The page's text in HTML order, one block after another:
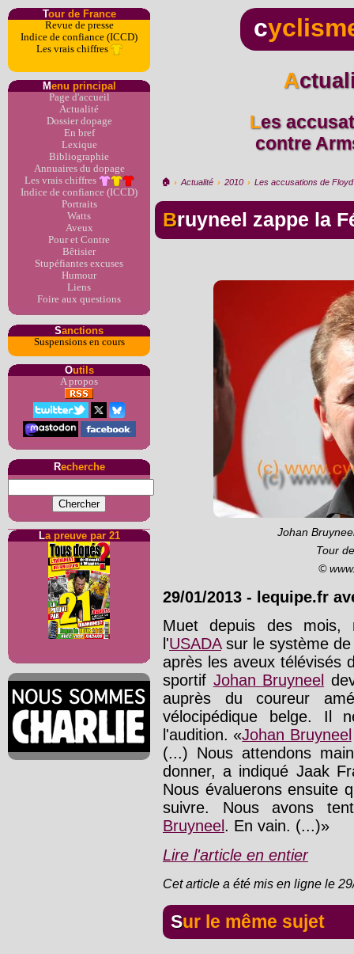
Tour de France
Revue de presse
Indice de confiance (ICCD)
Les vrais chiffres
Menu principal
Page d'accueil
Actualité
Dossier dopage
En bref
Lexique
Bibliographie
Annuaires du dopage
Les vrais chiffres
Indice de confiance (ICCD)
Portraits
Watts
Aveux
Pour et Contre
Bêtisier
Stupéfiantes excuses
Humour
Liens
Foire aux questions
Sanctions
Suspensions en cours
Outils
A propos
Recherche
La preuve par 21
c
Les accusations de Floyd Landis
contre
🏠︎ › Actualité › 2010 › Les accusations de
Bruyneel zappe la
Johan
Tour
©
29/01/2013 - lequipe.fr
Muet depuis des mois,
l'USADAsur le système de
après les aveux télévisés
sportif Johan Bruyneel
auprès du coureur
vélocipédique belge. Il
l'audition. «Johan Bruyneel
(...) Nous attendons
donner, a indiqué Jaak
Nous évaluerons ensuite
suivre. Nous avons
Bruyneel . En vain. (...)»
Lire l'article en entier
Cet article a été mis en ligne le
Sur le même sujet